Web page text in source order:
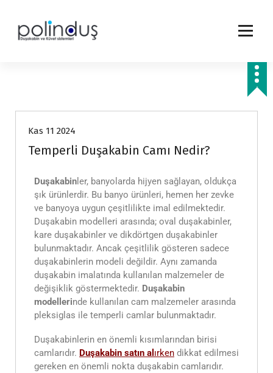
Kas 11 2024
Temperli Duşakabin Camı Nedir?
Duşakabin ler, banyolarda hijyen sağlayan, oldukça
şık ürünlerdir. Bu banyo ürünleri, hemen her zevke
ve banyoya uygun çeşitlilikte imal edilmektedir.
Duşakabin modelleri arasında; oval duşakabinler,
kare duşakabinler ve dikdörtgen duşakabinler
bulunmaktadır. Ancak çeşitlilik gösteren sadece
duşakabinlerin modeli değildir. Aynı zamanda
duşakabin imalatında kullanılan malzemeler de
değişiklik göstermektedir. Duşakabin
modellerinde kullanılan cam malzemeler arasında
pleksiglas ile temperli camlar bulunmaktadır.
Duşakabinlerin en önemli kısımlarından birisi
camlarıdır. Duşakabin satın al ırken dikkat edilmesi
gereken en önemli nokta duşakabin camlarıdır.